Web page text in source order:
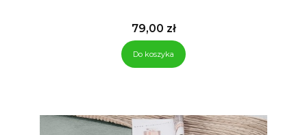
Cena
79,00 zł
Do koszyka